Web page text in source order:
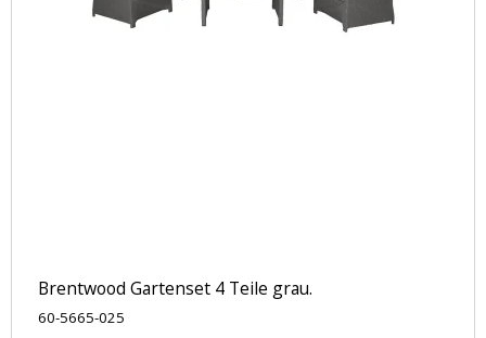
Brentwood Gartenset 4 Teile grau.
60-5665-025